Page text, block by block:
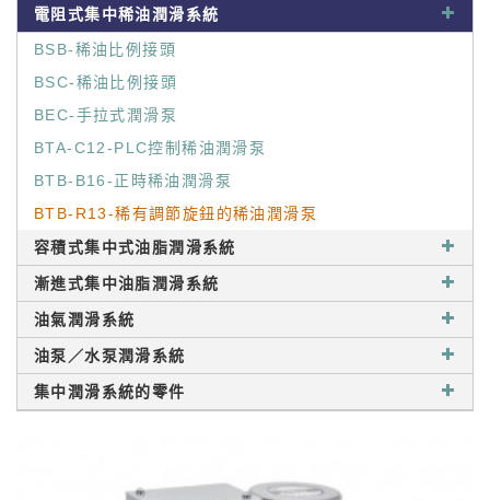
電阻式集中稀油潤滑系統
BSB-稀油比例接頭
BSC-稀油比例接頭
BEC-手拉式潤滑泵
BTA-C12-PLC控制稀油潤滑泵
BTB-B16-正時稀油潤滑泵
BTB-R13-稀有調節旋鈕的稀油潤滑泵
容積式集中式油脂潤滑系統
漸進式集中油脂潤滑系統
油氣潤滑系統
油泵／水泵潤滑系統
集中潤滑系統的零件